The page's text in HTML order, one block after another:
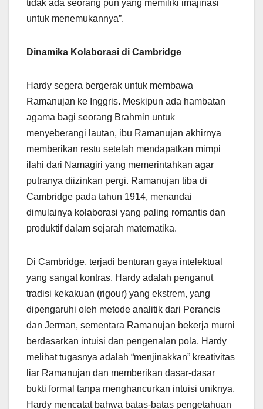
tidak ada seorang pun yang memiliki imajinasi
untuk menemukannya”.
Dinamika Kolaborasi di Cambridge
Hardy segera bergerak untuk membawa
Ramanujan ke Inggris. Meskipun ada hambatan
agama bagi seorang Brahmin untuk
menyeberangi lautan, ibu Ramanujan akhirnya
memberikan restu setelah mendapatkan mimpi
ilahi dari Namagiri yang memerintahkan agar
putranya diizinkan pergi. Ramanujan tiba di
Cambridge pada tahun 1914, menandai
dimulainya kolaborasi yang paling romantis dan
produktif dalam sejarah matematika.
Di Cambridge, terjadi benturan gaya intelektual
yang sangat kontras. Hardy adalah penganut
tradisi kekakuan (rigour) yang ekstrem, yang
dipengaruhi oleh metode analitik dari Perancis
dan Jerman, sementara Ramanujan bekerja murni
berdasarkan intuisi dan pengenalan pola. Hardy
melihat tugasnya adalah “menjinakkan” kreativitas
liar Ramanujan dan memberikan dasar-dasar
bukti formal tanpa menghancurkan intuisi uniknya.
Hardy mencatat bahwa batas-batas pengetahuan